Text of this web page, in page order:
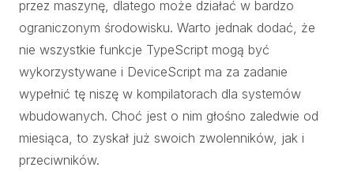
przez maszynę, dlatego może działać w bardzo
ograniczonym środowisku. Warto jednak dodać, że
nie wszystkie funkcje TypeScript mogą być
wykorzystywane i DeviceScript ma za zadanie
wypełnić tę niszę w kompilatorach dla systemów
wbudowanych. Choć jest o nim głośno zaledwie od
miesiąca, to zyskał już swoich zwolenników, jak i
przeciwników.